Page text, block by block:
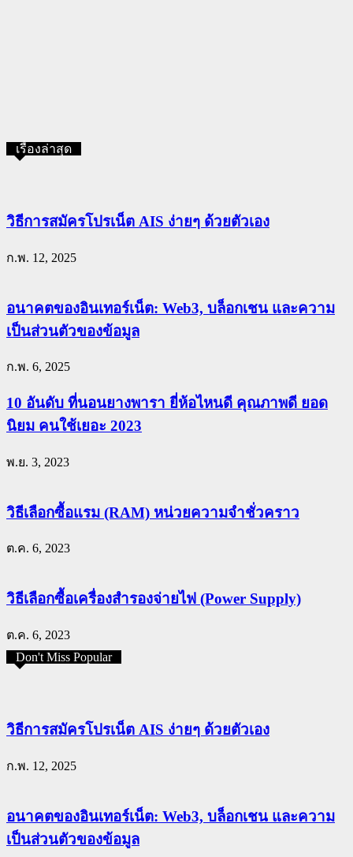
เรื่องล่าสุด
วิธีการสมัครโปรเน็ต AIS ง่ายๆ ด้วยตัวเอง
ก.พ. 12, 2025
อนาคตของอินเทอร์เน็ต: Web3, บล็อกเชน และความ
เป็นส่วนตัวของข้อมูล
ก.พ. 6, 2025
10 อันดับ ที่นอนยางพารา ยี่ห้อไหนดี คุณภาพดี ยอด
นิยม คนใช้เยอะ 2023
พ.ย. 3, 2023
วิธีเลือกซื้อแรม (RAM) หน่วยความจำชั่วคราว
ต.ค. 6, 2023
วิธีเลือกซื้อเครื่องสำรองจ่ายไฟ (Power Supply)
ต.ค. 6, 2023
Don't Miss Popular
วิธีการสมัครโปรเน็ต AIS ง่ายๆ ด้วยตัวเอง
ก.พ. 12, 2025
อนาคตของอินเทอร์เน็ต: Web3, บล็อกเชน และความ
เป็นส่วนตัวของข้อมูล